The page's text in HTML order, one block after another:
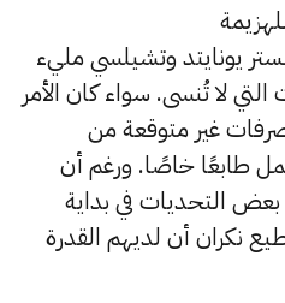
يونايتد وتشيلسي مليء
لا تُنسى. سواء كان الأمر
غير متوقعة من
طابعًا خاصًا. ورغم أن
التحديات في بداية
نكران أن لديهم القدرة